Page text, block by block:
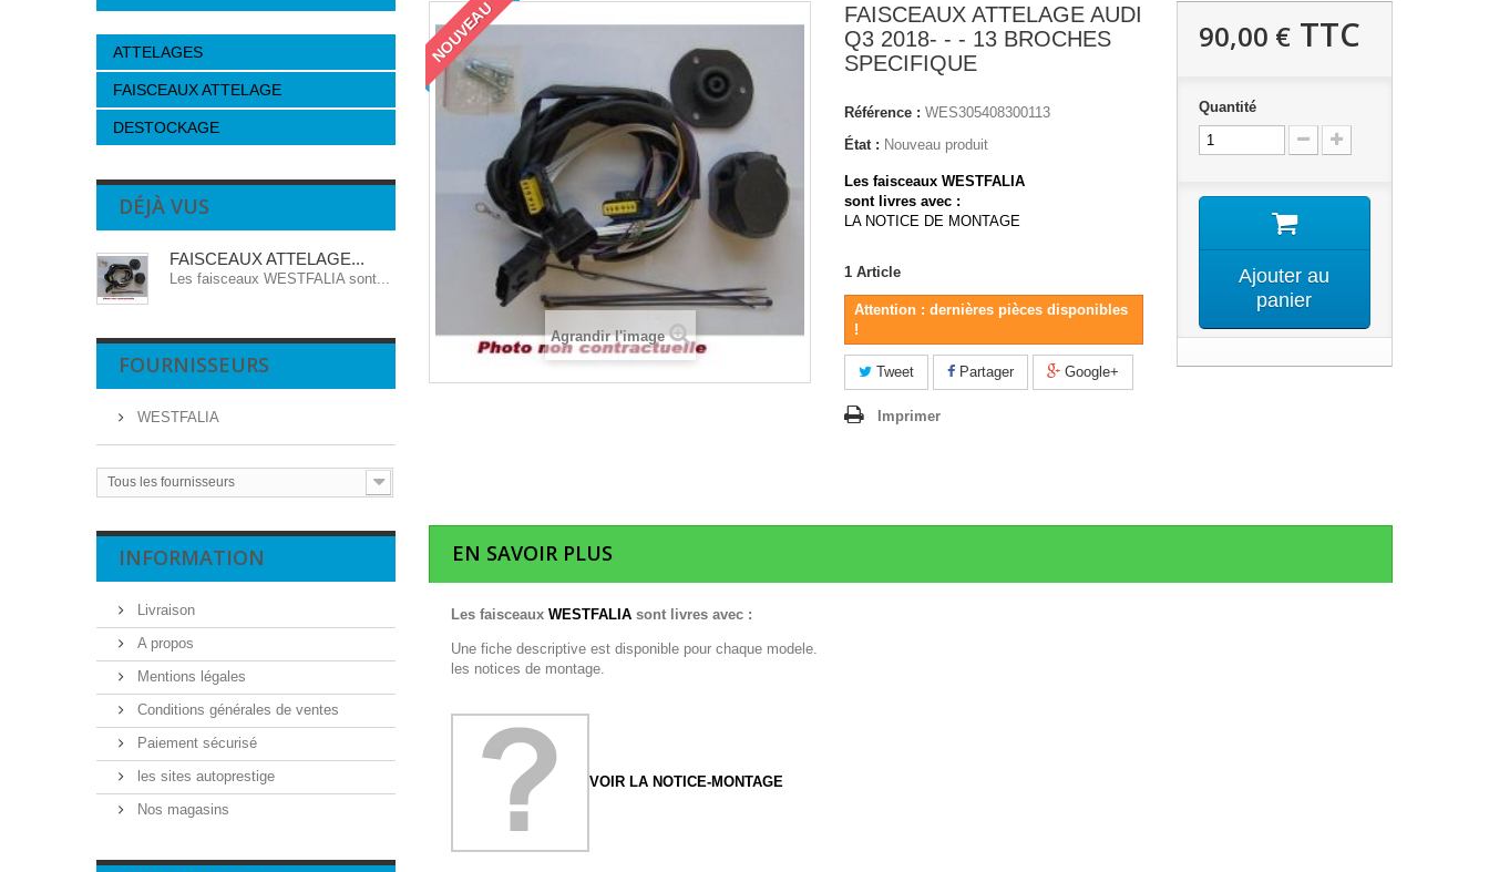
ATTELAGES
FAISCEAUX ATTELAGE
DESTOCKAGE
DÉJÀ VUS
FAISCEAUX ATTELAGE...
Les faisceaux WESTFALIA sont...
FOURNISSEURS
WESTFALIA
Tous les fournisseurs
INFORMATION
Livraison
A propos
Mentions légales
Conditions générales de ventes
Paiement sécurisé
les sites autoprestige
Nos magasins
NOUVEAU
Agrandir l'image
FAISCEAUX ATTELAGE AUDI
Q3 2018- - - 13 BROCHES
SPECIFIQUE
Référence : WES305408300113
État : Nouveau produit
Les faisceaux WESTFALIA
sont livres avec :
LA NOTICE DE MONTAGE
1 Article
Attention : dernières pièces disponibles
!
Tweet Partager Google+
Imprimer
90,00 €TTC
Quantité
Ajouter au
panier
EN SAVOIR PLUS
Les faisceaux WESTFALIA sont livres avec :
Une fiche descriptive est disponible pour chaque modele.
les notices de montage.
VOIR LA NOTICE-MONTAGE